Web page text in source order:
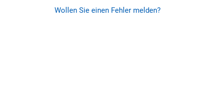
Wollen Sie einen Fehler melden?